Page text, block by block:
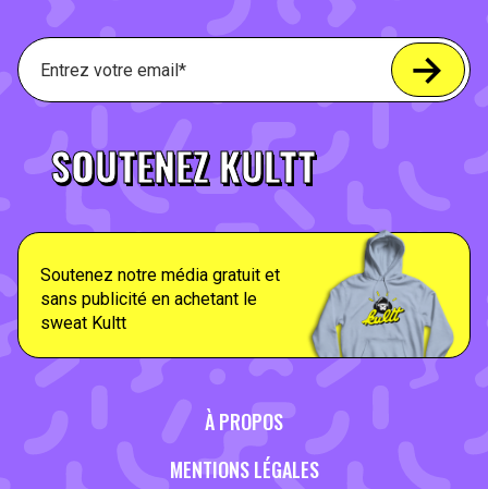
SOUTENEZ KULTT
Soutenez notre média gratuit et
sans publicité en achetant le
sweat Kultt
À PROPOS
MENTIONS LÉGALES